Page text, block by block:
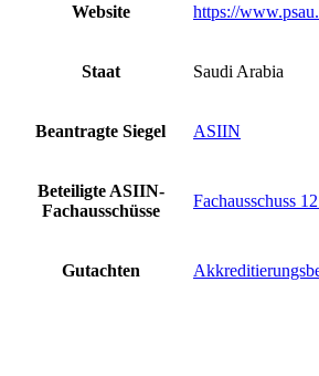
Website https://
Staat Saudi Arabia
Beantragte Siegel ASIIN
Beteiligte ASIIN-
Fachausschüsse
Fachausschuss
Gutachten